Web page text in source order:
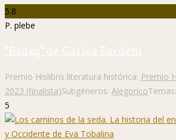
5.8
P. plebe
"Badaq" de Carlos Bardem
Premio Hislibris literatura histórica: Premio
2023 (finalista)Subgéneros: AlegoricoTemas:
5